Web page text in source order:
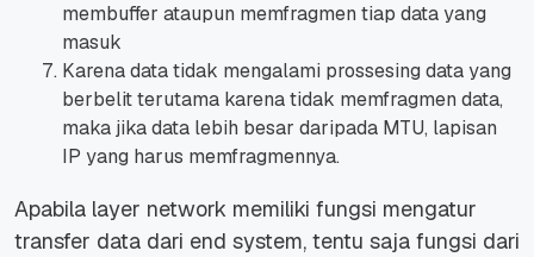
membuffer ataupun memfragmen tiap data yang
masuk
Karena data tidak mengalami prossesing data yang
berbelit terutama karena tidak memfragmen data,
maka jika data lebih besar daripada MTU, lapisan
IP yang harus memfragmennya.
Apabila layer network memiliki fungsi mengatur
transfer data dari end system, tentu saja fungsi dari